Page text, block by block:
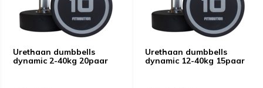
Urethaan dumbbells
dynamic 2-40kg 20paar
Urethaan dumbbells
dynamic 12-40kg 15paar